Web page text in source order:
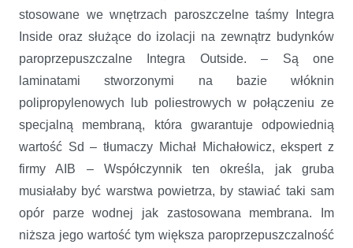
stosowane we wnętrzach paroszczelne taśmy Integra
Inside oraz służące do izolacji na zewnątrz budynków
paroprzepuszczalne Integra Outside. – Są one
laminatami stworzonymi na bazie włóknin
polipropylenowych lub poliestrowych w połączeniu ze
specjalną membraną, która gwarantuje odpowiednią
wartość Sd – tłumaczy Michał Michałowicz, ekspert z
firmy AIB – Współczynnik ten określa, jak gruba
musiałaby być warstwa powietrza, by stawiać taki sam
opór parze wodnej jak zastosowana membrana. Im
niższa jego wartość tym większa paroprzepuszczalność